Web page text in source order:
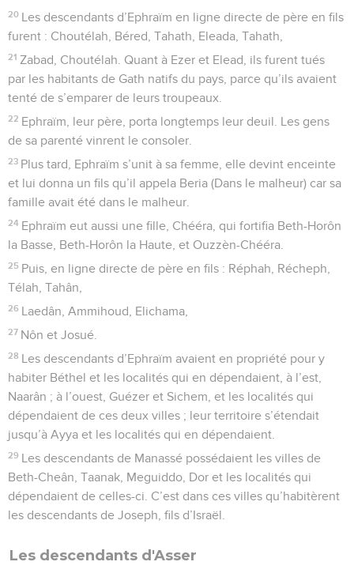
20 Les descendants d’Ephraïm en ligne directe de père en fils
furent : Choutélah, Béred, Tahath, Eleada, Tahath,
21 Zabad, Choutélah. Quant à Ezer et Elead, ils furent tués
par les habitants de Gath natifs du pays, parce qu’ils avaient
tenté de s’emparer de leurs troupeaux.
22 Ephraïm, leur père, porta longtemps leur deuil. Les gens
de sa parenté vinrent le consoler.
23 Plus tard, Ephraïm s’unit à sa femme, elle devint enceinte
et lui donna un fils qu’il appela Beria (Dans le malheur) car sa
famille avait été dans le malheur.
24 Ephraïm eut aussi une fille, Chééra, qui fortifia Beth-Horôn
la Basse, Beth-Horôn la Haute, et Ouzzèn-Chééra.
25 Puis, en ligne directe de père en fils : Réphah, Récheph,
Télah, Tahân,
26 Laedân, Ammihoud, Elichama,
27 Nôn et Josué.
28 Les descendants d’Ephraïm avaient en propriété pour y
habiter Béthel et les localités qui en dépendaient, à l’est,
Naarân ; à l’ouest, Guézer et Sichem, et les localités qui
dépendaient de ces deux villes ; leur territoire s’étendait
jusqu’à Ayya et les localités qui en dépendaient.
29 Les descendants de Manassé possédaient les villes de
Beth-Cheân, Taanak, Meguiddo, Dor et les localités qui
dépendaient de celles-ci. C’est dans ces villes qu’habitèrent
les descendants de Joseph, fils d’Israël.
Les descendants d'Asser